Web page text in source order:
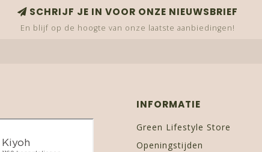
SCHRIJF JE IN VOOR ONZE NIEUWSBRIEF
En blijf op de hoogte van onze laatste aanbiedingen!
INFORMATIE
Green Lifestyle Store
Openingstijden